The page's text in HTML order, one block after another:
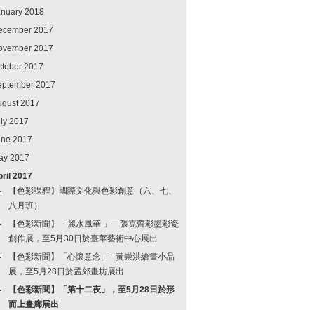
2018
2017
2017
2017
2017
2017
2017
2017
2017
2017
【色彩課程】國際文化與色彩創意（六、七、
八月班）
【色彩新聞】「麗水風華 」—張克齊彩墨彩瓷
創作展，至5月30日於臺華藝術中心展出
【色彩新聞】「心懷意念」─黃崇洪繪畫小品
展，至5月28日於孟郊畫坊展出
【色彩新聞】「第十二夜」，至5月28日於形
而上畫廊展出